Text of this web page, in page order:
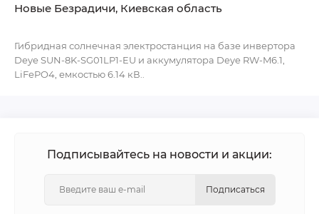
Новые Безрадичи, Киевская область
Гибридная солнечная электростанция на базе инвертора
Deye SUN-8K-SG01LP1-EU и аккумулятора Deye RW-M6.1,
LiFePO4, емкостью 6.14 кВ..
Подписывайтесь на новости и акции:
Подписаться